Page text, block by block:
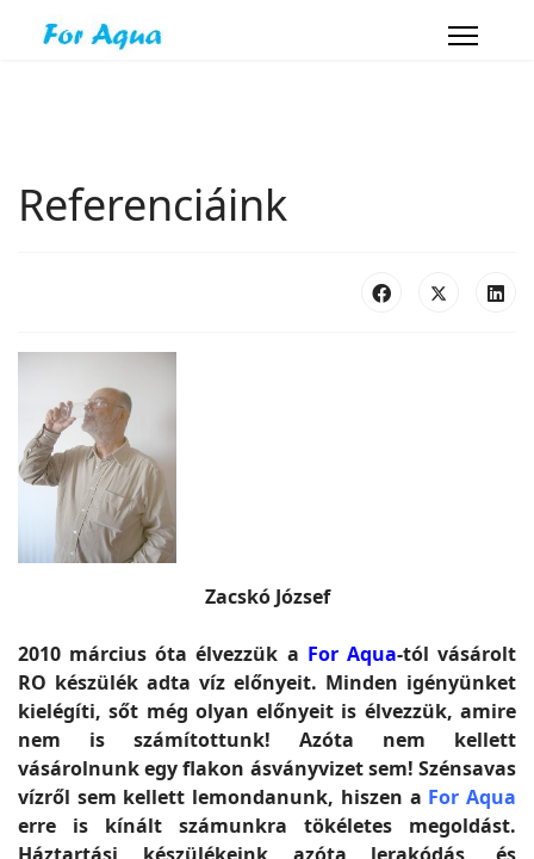
Referenciáink
Zacskó József
2010 március óta élvezzük a For Aqua-tól vásárolt
RO készülék adta víz előnyeit. Minden igényünket
kielégíti, sőt még olyan előnyeit is élvezzük, amire
nem is számítottunk! Azóta nem kellett
vásárolnunk egy flakon ásványvizet sem! Szénsavas
vízről sem kellett lemondanunk, hiszen a For Aqua
erre is kínált számunkra tökéletes megoldást.